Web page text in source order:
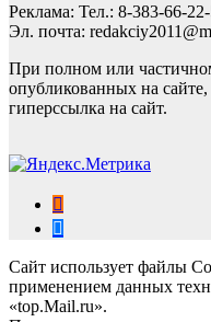
Реклама: Тел.: 8-383-66-
Эл. почта:
При полном или
опубликованных на сайте,
гиперссылка на сайт.
Сайт использует файлы
применением данных
«top.Mail.ru».